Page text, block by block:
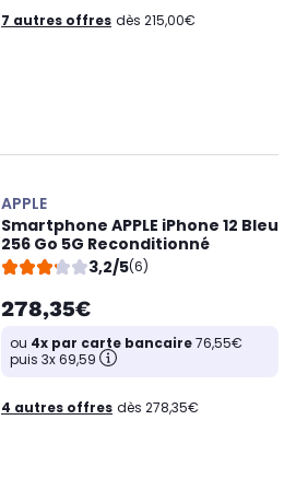
7 autres offres dès 215,00€
APPLE
Smartphone APPLE iPhone 12 Bleu
256 Go 5G Reconditionné
3,2/5(6)
278,35€
ou 4x par carte bancaire76,55€
puis 3x 69,59
4 autres offres dès 278,35€